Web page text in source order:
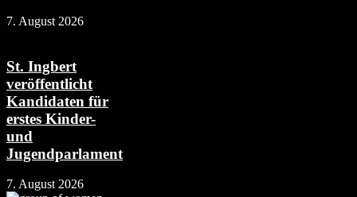
7. August 2026
St. Ingbert
veröffentlicht
Kandidaten für
erstes Kinder-
und
Jugendparlament
7. August 2026